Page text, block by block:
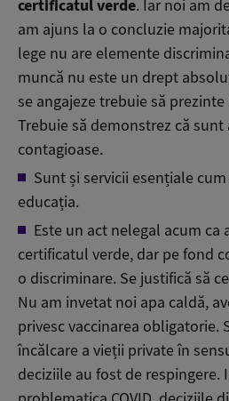
certificatul verde. Iar noi am
am ajuns la o concluzie
lege nu are elemente
muncă nu este un drept
se angajeze trebuie să
Trebuie să demonstrez că
contagioase.
Sunt și servicii esențiale
educația.
Este un act nelegal acum ca
certificatul verde, dar pe fond
o discriminare. Se justifică să
Nu am invetat noi apa caldă,
privesc vaccinarea obligatorie.
încălcare a vieții private în
deciziile au fost de respingere.